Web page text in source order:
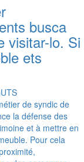
busca
visitar-lo. Si
ets